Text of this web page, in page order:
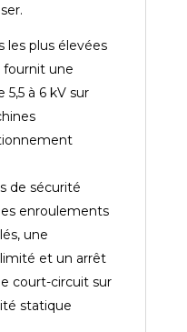
les plus élevées
fournit une
5,5 à 6 kV sur
de sécurité
enroulements
une
et un arrêt
court-circuit sur
statique